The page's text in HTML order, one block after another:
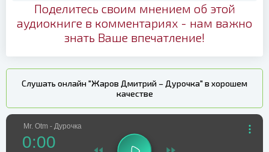
Поделитесь своим мнением об этой
аудиокниге в комментариях - нам важно
знать Ваше впечатление!
Слушать онлайн "Жаров Дмитрий – Дурочка" в хорошем
качестве
Mr. Otm - Дурочка
0:00